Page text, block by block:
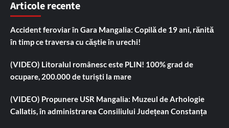
Articole recente
Accident feroviar în Gara Mangalia: Copilă de 19 ani, rănită
în timp ce traversa cu căștie în urechi!
(VIDEO) Litoralul românesc este PLIN! 100% grad de
ocupare, 200.000 de turiști la mare
(VIDEO) Propunere USR Mangalia: Muzeul de Arhologie
Callatis, în administrarea Consiliului Județean Constanța